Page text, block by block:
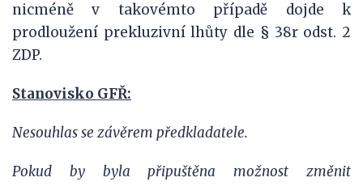
nicméně v takovémto případě dojde k
prodloužení prekluzivní lhůty dle § 38r odst. 2
ZDP.
Stanovisko GFŘ:
Nesouhlas se závěrem předkladatele.
Pokud by byla připuštěna možnost změnit